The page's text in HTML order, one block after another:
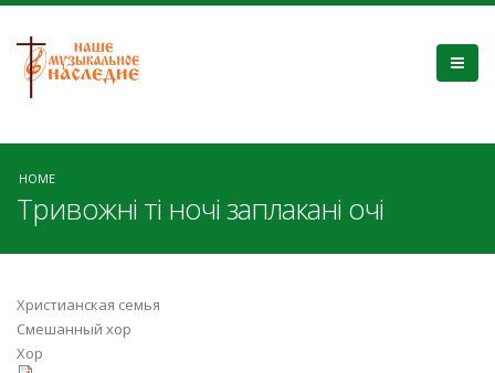
HOME
Тривожні ті ночі заплакані очі
Христианская семья
Смешанный хор
Хор